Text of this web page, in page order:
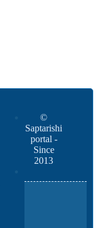
©
Saptarishi
portal -
Since
2013